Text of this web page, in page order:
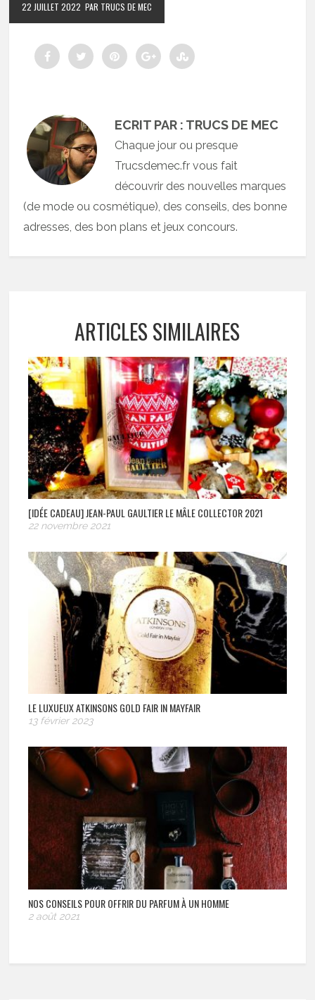
22 JUILLET 2022 PAR TRUCS DE MEC
ECRIT PAR : TRUCS DE MEC
Chaque jour ou presque
Trucsdemec.fr vous fait
découvrir des nouvelles marques
(de mode ou cosmétique), des conseils, des bonne
adresses, des bon plans et jeux concours.
ARTICLES SIMILAIRES
[IDÉE CADEAU] JEAN-PAUL GAULTIER LE MÂLE COLLECTOR 2021
22 novembre 2021
LE LUXUEUX ATKINSONS GOLD FAIR IN MAYFAIR
13 février 2023
NOS CONSEILS POUR OFFRIR DU PARFUM À UN HOMME
2 août 2021